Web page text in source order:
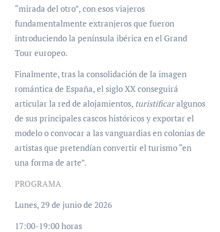
“mirada del otro”, con esos viajeros
fundamentalmente extranjeros que fueron
introduciendo la península ibérica en el Grand
Tour europeo.
Finalmente, tras la consolidación de la imagen
romántica de España, el siglo XX conseguirá
articular la red de alojamientos, turistificaralgunos
de sus principales cascos históricos y exportar el
modelo o convocar a las vanguardias en colonias de
artistas que pretendían convertir el turismo “en
una forma de arte”.
PROGRAMA
Lunes, 29 de junio de 2026
17:00-19:00 horas